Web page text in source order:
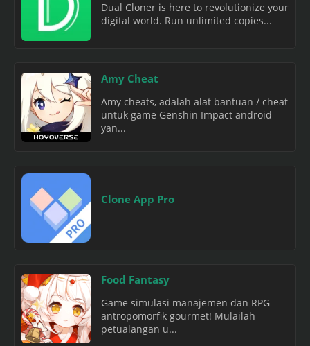
Dual Cloner is here to revolutionize your
digital world. Run unlimited copies...
Amy Cheat
Amy cheats, adalah alat bantuan / cheat
untuk game Genshin Impact android
yan...
Clone App Pro
Food Fantasy
Game simulasi manajemen dan RPG
antropomorfik gourmet! Mulailah
petualangan u...